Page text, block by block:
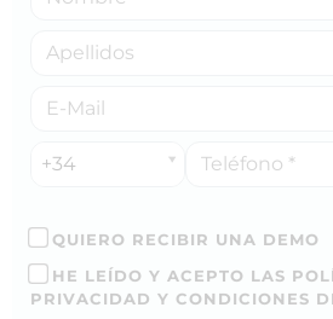
+34
QUIERO RECIBIR UNA DEMO
HE LEÍDO Y ACEPTO LAS
PRIVACIDAD Y CONDICIONES